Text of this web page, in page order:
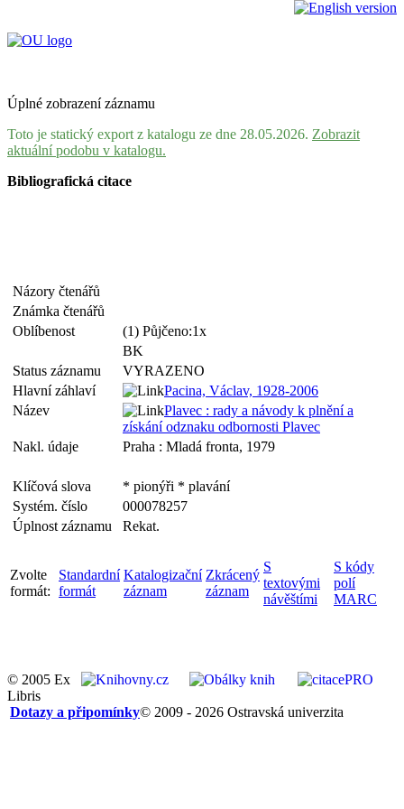
Úplné zobrazení záznamu
Toto je statický export z katalogu ze dne 28.05.2026. Zobrazit
aktuální podobu v katalogu.
Bibliografická citace
Názory čtenářů
Známka čtenářů
Oblíbenost
(1) Půjčeno:1x
BK
Status záznamu
VYRAZENO
Hlavní záhlaví
Pacina, Václav, 1928-2006
Název
Plavec : rady a návody k plnění a
získání odznaku odbornosti Plavec
Nakl. údaje
Praha : Mladá fronta, 1979
Klíčová slova
* pionýři * plavání
Systém. číslo
000078257
Úplnost záznamu
Rekat.
Zvolte
formát:
Standardní
formát
Katalogizační
záznam
Zkrácený
záznam
S
textovými
návěštími
S kódy
polí
MARC
© 2005 Ex
Libris
© 2009 - 2026 Ostravská univerzita
Dotazy a připomínky